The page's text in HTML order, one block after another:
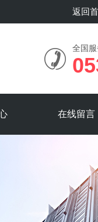
返回
全国
在线留言